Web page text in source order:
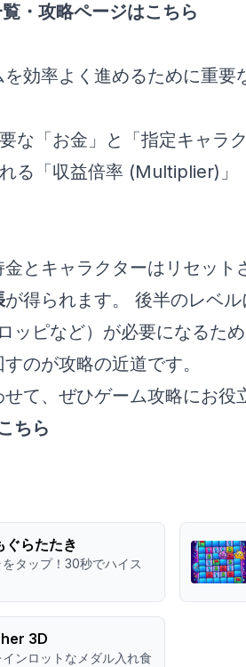
・攻略ページはこちら
効率よく進めるために重要
な「お金」と「指定キャラク
る「収益倍率 (Multiplier)」
とキャラクターはリセット
が得られます。 後半のレベ
ッピなど）が必要になるた
のが攻略の近道です。
て、ぜひゲーム攻略にお役
ちら
ぐらたたき
タップ！30秒でハイス
3D
ンロットなメダル入れ食